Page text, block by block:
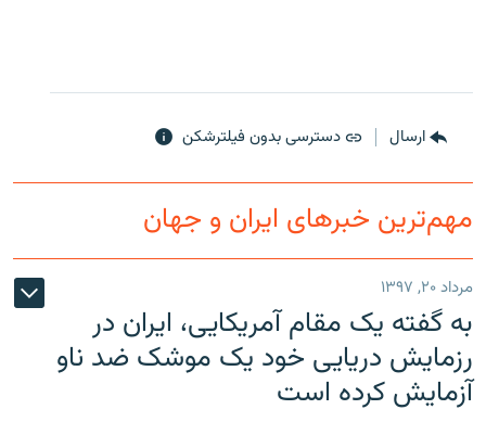
ارسال دسترسی بدون فیلترشکن
مهم‌ترین خبرهای ایران و جهان
مرداد ۲۰, ۱۳۹۷
به گفته یک مقام آمریکایی، ایران در
رزمایش دریایی خود یک موشک ضد ناو
آزمایش کرده است